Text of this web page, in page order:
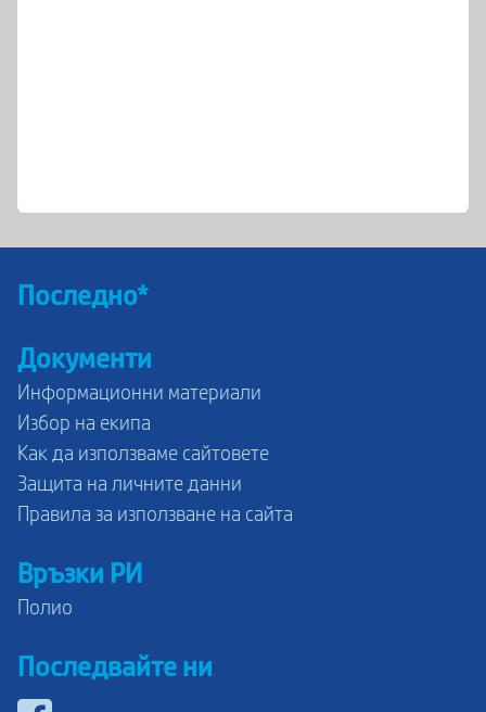
Последно*
Документи
Информационни материали
Избор на екипа
Как да използваме сайтовете
Защита на личните данни
Правила за използване на сайта
Връзки РИ
Полио
Последвайте ни